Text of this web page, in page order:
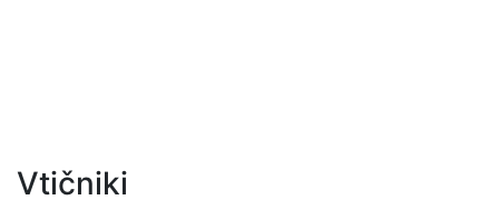
Vtičniki